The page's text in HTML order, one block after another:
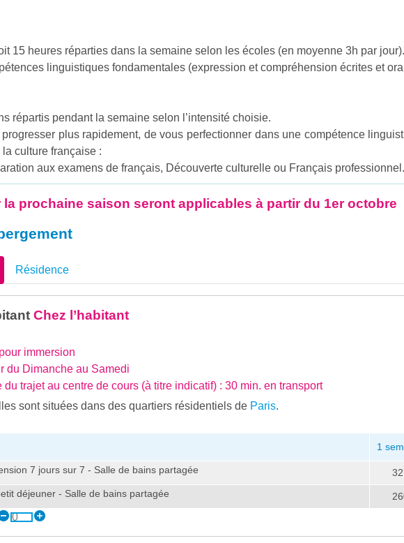
15 heures réparties dans la semaine selon les écoles (en moyenne 3h par jour).
linguistiques fondamentales (expression et compréhension écrites et
répartis pendant la semaine selon l’intensité choisie.
plus rapidement, de vous perfectionner dans une compétence
culture française :
aux examens de français, Découverte culturelle ou Français professionnel.
prochaine saison seront applicables à partir du 1er octobre
Résidence
Chez l’habitant
immersion
du Dimanche au Samedi
du trajet au centre de cours (à titre indicatif) : 30 min. en transport
sont situées dans des quartiers résidentiels de Paris.
1
7 jours sur 7 - Salle de bains partagée
déjeuner - Salle de bains partagée